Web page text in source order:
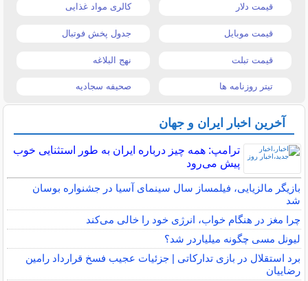
قیمت دلار کالری مواد غذایی
قیمت موبایل جدول پخش فوتبال
قیمت تبلت نهج البلاغه
تیتر روزنامه ها صحیفه سجادیه
آخرین اخبار ایران و جهان
ترامپ: همه چیز درباره ایران به طور استثنایی خوب
پیش می‌رود
بازیگر مالزیایی، فیلمساز سال سینمای آسیا در جشنواره بوسان
شد
چرا مغز در هنگام خواب، انرژی خود را خالی می‌کند
لیونل مسی چگونه میلیاردر شد؟
برد استقلال در بازی تدارکاتی | جزئیات عجیب فسخ قرارداد رامین
رضاییان